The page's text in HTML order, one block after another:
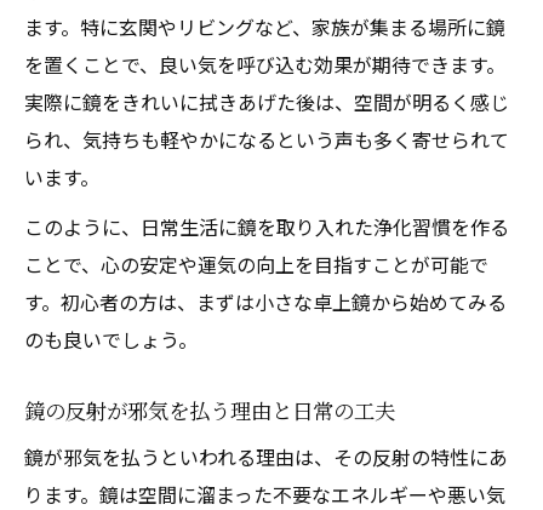
ます。特に玄関やリビングなど、家族が集まる場所に鏡
を置くことで、良い気を呼び込む効果が期待できます。
実際に鏡をきれいに拭きあげた後は、空間が明るく感じ
られ、気持ちも軽やかになるという声も多く寄せられて
います。
このように、日常生活に鏡を取り入れた浄化習慣を作る
ことで、心の安定や運気の向上を目指すことが可能で
す。初心者の方は、まずは小さな卓上鏡から始めてみる
のも良いでしょう。
鏡の反射が邪気を払う理由と日常の工夫
鏡が邪気を払うといわれる理由は、その反射の特性にあ
ります。鏡は空間に溜まった不要なエネルギーや悪い気